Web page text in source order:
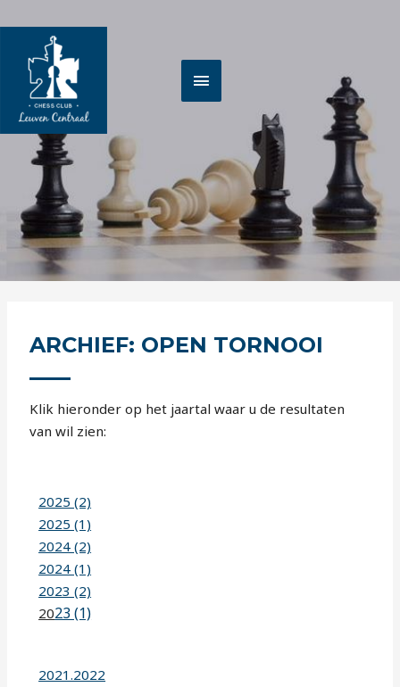
naar
inhoud
ARCHIEF: OPEN TORNOOI
Klik hieronder op het jaartal waar u de resultaten
van wil zien:
2025 (2)
2025 (1)
2024 (2)
2024 (1)
2023 (2)
2023 (1)
2021.2022